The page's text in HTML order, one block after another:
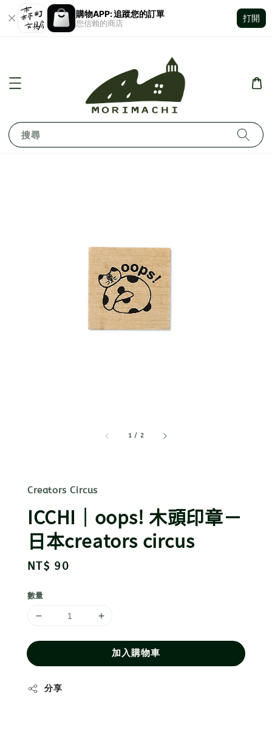
購物APP: 追蹤您的訂單
您信賴的商店
打開
搜尋
1 / 2
Creators Circus
ICCHI｜oops! 木頭印章－
日本creators circus
Regular
NT$ 90
數量
加入購物車
分享